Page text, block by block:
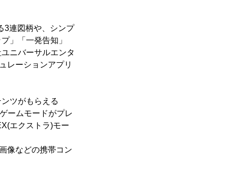
3連図柄や、シンプ
」「一発告知」
ニバーサルエンタ
レーションアプリ
ツがもらえる
ームモードがプレ
エクストラ)モー
像などの携帯コン